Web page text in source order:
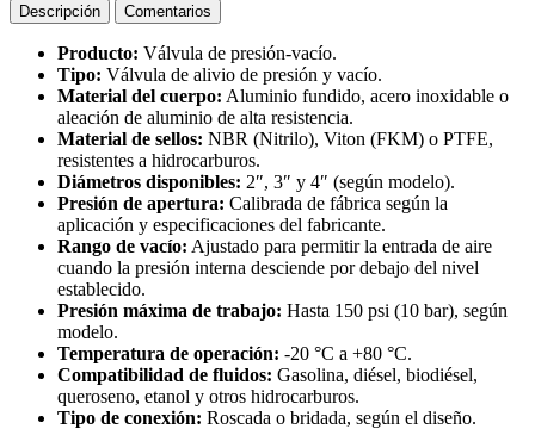
Descripción Comentarios
Producto: Válvula de presión-vacío.
Tipo: Válvula de alivio de presión y vacío.
Material del cuerpo: Aluminio fundido, acero inoxidable o
aleación de aluminio de alta resistencia.
Material de sellos: NBR (Nitrilo), Viton (FKM) o PTFE,
resistentes a hidrocarburos.
Diámetros disponibles: 2″, 3″ y 4″ (según modelo).
Presión de apertura: Calibrada de fábrica según la
aplicación y especificaciones del fabricante.
Rango de vacío: Ajustado para permitir la entrada de aire
cuando la presión interna desciende por debajo del nivel
establecido.
Presión máxima de trabajo: Hasta 150 psi (10 bar), según
modelo.
Temperatura de operación: -20 °C a +80 °C.
Compatibilidad de fluidos: Gasolina, diésel, biodiésel,
queroseno, etanol y otros hidrocarburos.
Tipo de conexión: Roscada o bridada, según el diseño.